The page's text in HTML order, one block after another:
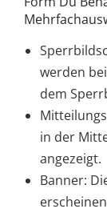
werden
dem
in der
angezeigt.
Banner: